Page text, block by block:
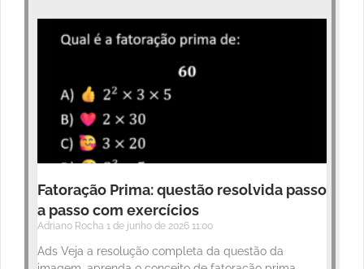
Fatoração Prima: questão resolvida passo
a passo com exercícios
Adriano Rocha 1 de junho de 2026 11:00
Ads Veja a resolução completa da questão da